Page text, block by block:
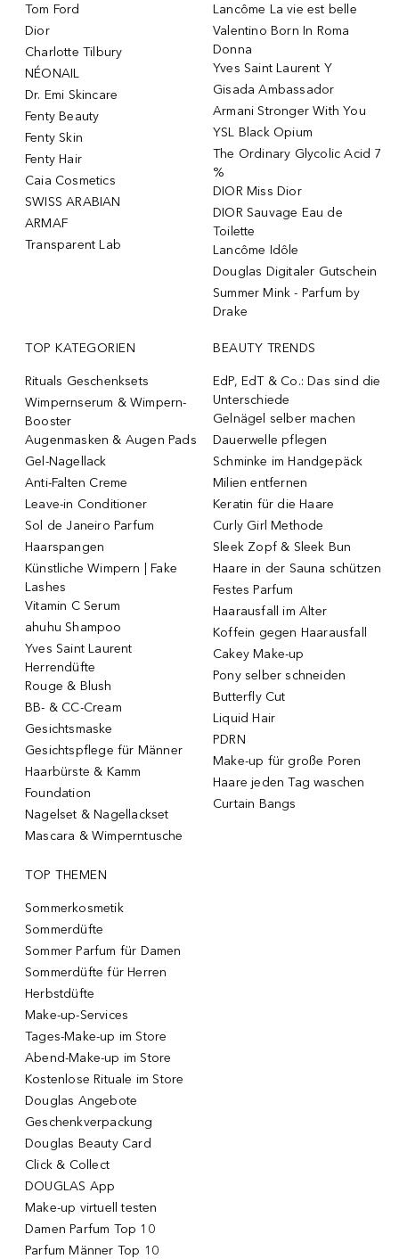
Tom Ford
Dior
Charlotte Tilbury
NÉONAIL
Dr. Emi Skincare
Fenty Beauty
Fenty Skin
Fenty Hair
Caia Cosmetics
SWISS ARABIAN
ARMAF
Transparent Lab
Lancôme La vie est belle
Valentino Born In Roma
Donna
Yves Saint Laurent Y
Gisada Ambassador
Armani Stronger With You
YSL Black Opium
The Ordinary Glycolic Acid 7
%
DIOR Miss Dior
DIOR Sauvage Eau de
Toilette
Lancôme Idôle
Douglas Digitaler Gutschein
Summer Mink - Parfum by
Drake
TOP KATEGORIEN
Rituals Geschenksets
Wimpernserum & Wimpern-
Booster
Augenmasken & Augen Pads
Gel-Nagellack
Anti-Falten Creme
Leave-in Conditioner
Sol de Janeiro Parfum
Haarspangen
Künstliche Wimpern | Fake
Lashes
Vitamin C Serum
ahuhu Shampoo
Yves Saint Laurent
Herrendüfte
Rouge & Blush
BB- & CC-Cream
Gesichtsmaske
Gesichtspflege für Männer
Haarbürste & Kamm
Foundation
Nagelset & Nagellackset
Mascara & Wimperntusche
BEAUTY TRENDS
EdP, EdT & Co.: Das sind die
Unterschiede
Gelnägel selber machen
Dauerwelle pflegen
Schminke im Handgepäck
Milien entfernen
Keratin für die Haare
Curly Girl Methode
Sleek Zopf & Sleek Bun
Haare in der Sauna schützen
Festes Parfum
Haarausfall im Alter
Koffein gegen Haarausfall
Cakey Make-up
Pony selber schneiden
Butterfly Cut
Liquid Hair
PDRN
Make-up für große Poren
Haare jeden Tag waschen
Curtain Bangs
TOP THEMEN
Sommerkosmetik
Sommerdüfte
Sommer Parfum für Damen
Sommerdüfte für Herren
Herbstdüfte
Make-up-Services
Tages-Make-up im Store
Abend-Make-up im Store
Kostenlose Rituale im Store
Douglas Angebote
Geschenkverpackung
Douglas Beauty Card
Click & Collect
DOUGLAS App
Make-up virtuell testen
Damen Parfum Top 10
Parfum Männer Top 10